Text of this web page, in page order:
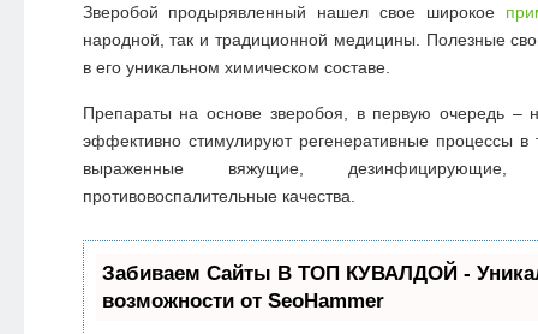
Зверобой продырявленный нашел свое широкое
народной, так и традиционной медицины. Полезные
в его уникальном химическом составе.
Препараты на основе зверобоя, в первую очередь –
эффективно стимулируют регенеративные процессы в
выраженные вяжущие,
противовоспалительные качества.
Забиваем Сайты В ТОП КУВАЛДОЙ -
возможности от SeoHammer